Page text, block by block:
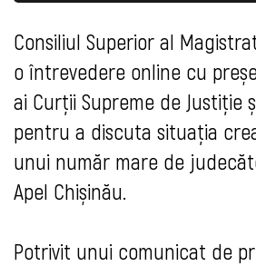
Consiliul Superior al
o întrevedere online cu
ai Curții Supreme de Justiție
pentru a discuta situația
unui număr mare de
Apel Chișinău.
Potrivit unui comunicat de